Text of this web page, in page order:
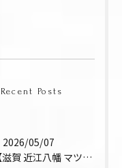
Recent Posts
2026/05/07
【滋賀 近江八幡 マツエク デザインキープラッシュ 束感 お...